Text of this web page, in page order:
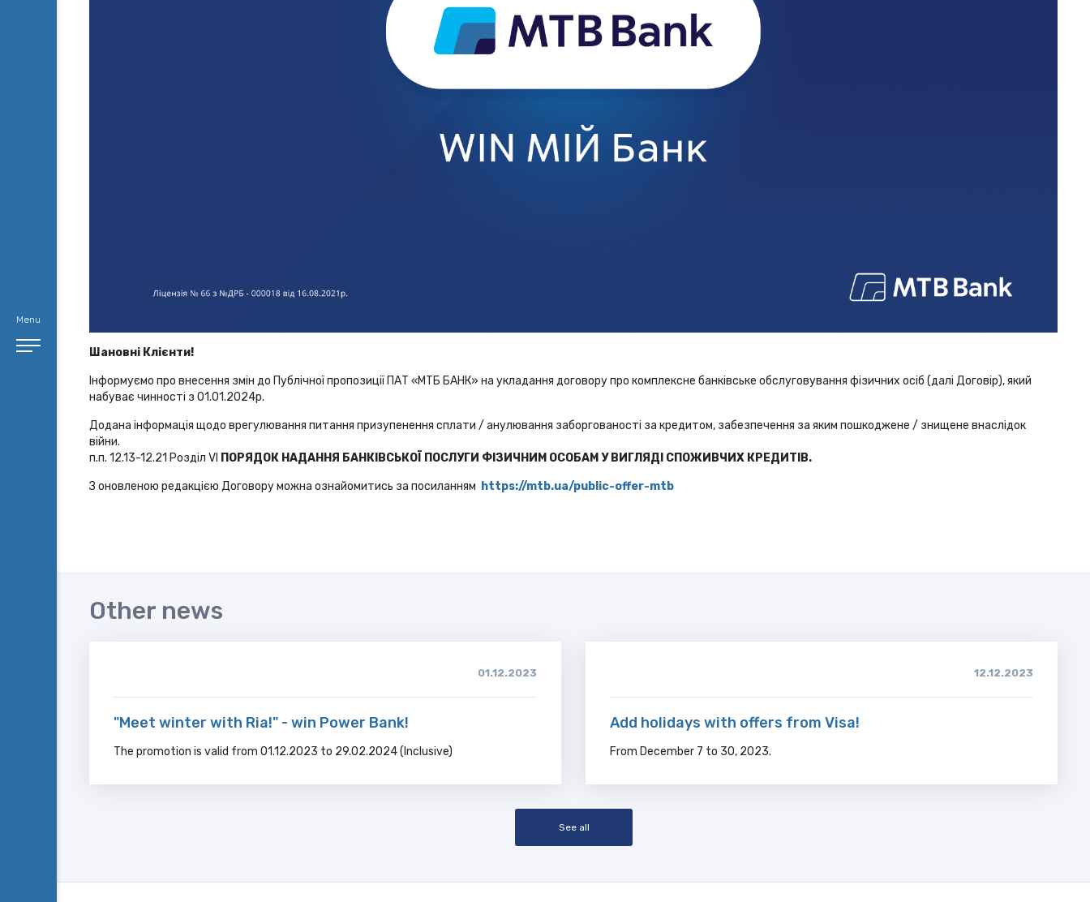
Menu
Шановні Клієнти!
Інформуємо про внесення змін до Публічної пропозиції ПАТ «МТБ БАНК» на укладання договору про комплексне банківське обслуговування фізичних осіб (далі Договір), який
набуває чинності з 01.01.2024р.
Додана інформація щодо врегулювання питання призупенення сплати / анулювання заборгованості за кредитом, забезпечення за яким пошкоджене / знищене внаслідок
війни.
п.п. 12.13-12.21 Розділ VI ПОРЯДОК НАДАННЯ БАНКІВСЬКОЇ ПОСЛУГИ ФІЗИЧНИМ ОСОБАМ У ВИГЛЯДІ СПОЖИВЧИХ КРЕДИТІВ.
З оновленою редакцією Договору можна ознайомитись за посиланням https://mtb.ua/public-offer-mtb
Other news
01.12.2023
"Meet winter with Ria!" - win Power Bank!
The promotion is valid from 01.12.2023 to 29.02.2024 (Inclusive)
12.12.2023
Add holidays with offers from Visa!
From December 7 to 30, 2023.
See all